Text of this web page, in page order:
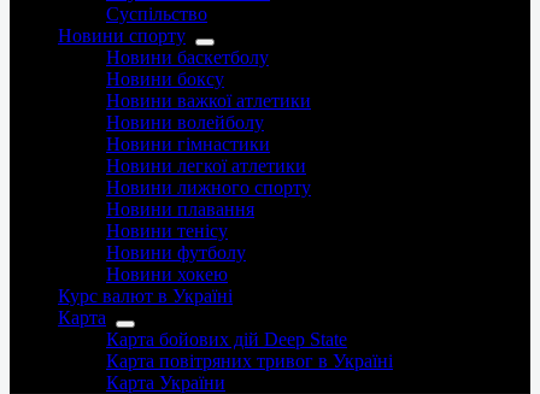
Суспільство
Новини спорту
Новини баскетболу
Новини боксу
Новини важкої атлетики
Новини волейболу
Новини гімнастики
Новини легкої атлетики
Новини лижного спорту
Новини плавання
Новини тенісу
Новини футболу
Новини хокею
Курс валют в Україні
Карта
Карта бойових дій Deep State
Карта повітряних тривог в Україні
Карта України